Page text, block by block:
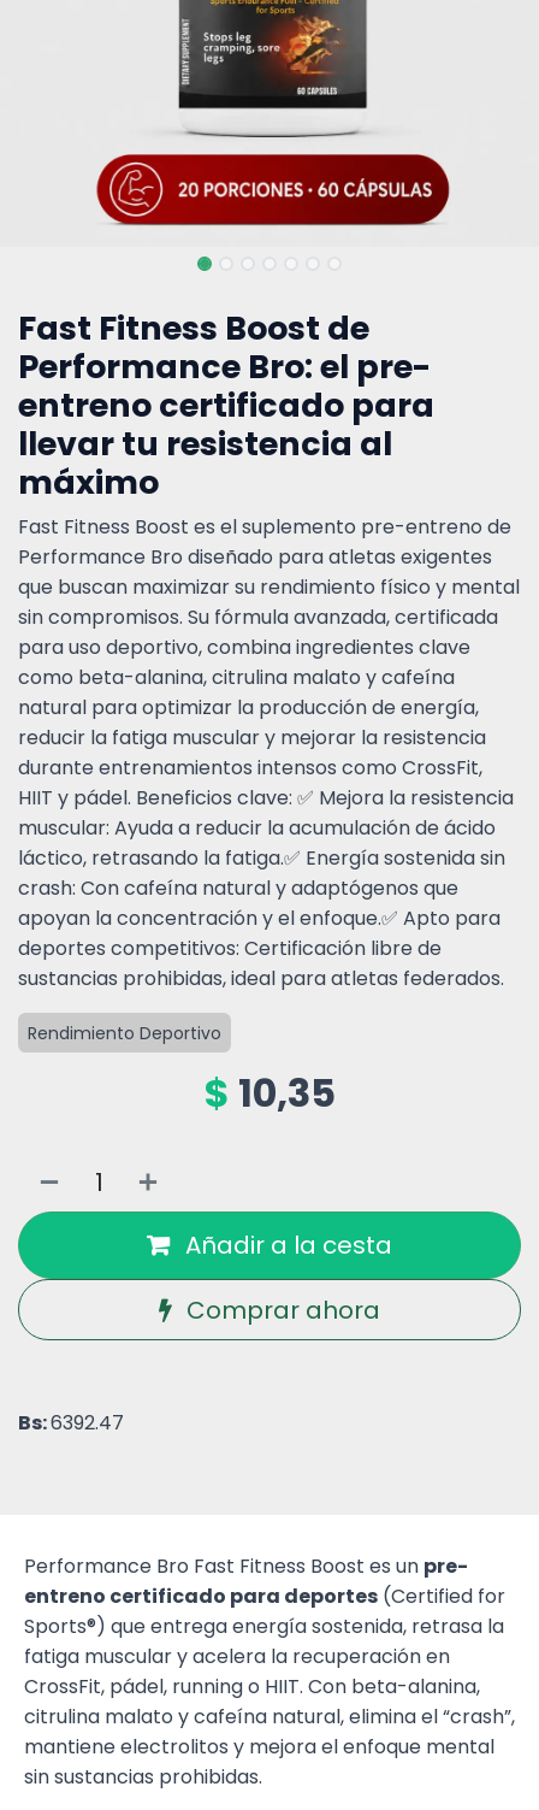
Fast Fitness Boost de
Performance Bro: el pre-
entreno certificado para
llevar tu resistencia al
máximo
Fast Fitness Boost es el suplemento pre-entreno de
Performance Bro diseñado para atletas exigentes
que buscan maximizar su rendimiento físico y mental
sin compromisos. Su fórmula avanzada, certificada
para uso deportivo, combina ingredientes clave
como beta-alanina, citrulina malato y cafeína
natural para optimizar la producción de energía,
reducir la fatiga muscular y mejorar la resistencia
durante entrenamientos intensos como CrossFit,
HIIT y pádel. Beneficios clave: ✅ Mejora la resistencia
muscular: Ayuda a reducir la acumulación de ácido
láctico, retrasando la fatiga.✅ Energía sostenida sin
crash: Con cafeína natural y adaptógenos que
apoyan la concentración y el enfoque.✅ Apto para
deportes competitivos: Certificación libre de
sustancias prohibidas, ideal para atletas federados.
Rendimiento Deportivo
$ 10,35
Añadir a la cesta
Comprar ahora
Bs:6392.47
Performance Bro Fast Fitness Boost es un pre-
entreno certificado para deportes (Certified for
Sports®) que entrega energía sostenida, retrasa la
fatiga muscular y acelera la recuperación en
CrossFit, pádel, running o HIIT. Con beta-alanina,
citrulina malato y cafeína natural, elimina el “crash”,
mantiene electrolitos y mejora el enfoque mental
sin sustancias prohibidas.